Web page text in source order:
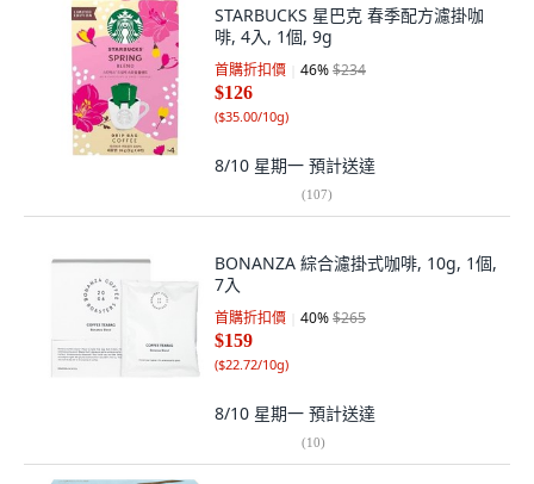
STARBUCKS 星巴克 春季配方濾掛咖
啡, 4入, 1個, 9g
首購折扣價 46%$234
$126
($35.00/10g)
8/10 星期一 預計送達
(107)
BONANZA 綜合濾掛式咖啡, 10g, 1個,
7入
首購折扣價 40%$265
$159
($22.72/10g)
8/10 星期一 預計送達
(10)